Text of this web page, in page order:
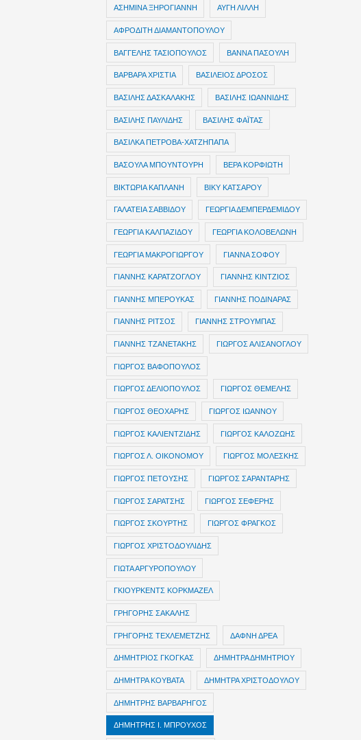
ΑΣΗΜΙΝΑ ΞΗΡΟΓΙΑΝΝΗ ΑΥΓΗ ΛΙΛΛΗ
ΑΦΡΟΔΙΤΗ ΔΙΑΜΑΝΤΟΠΟΥΛΟΥ
ΒΑΓΓΕΛΗΣ ΤΑΣΙΟΠΟΥΛΟΣ ΒΑΝΝΑ ΠΑΣΟΥΛΗ
ΒΑΡΒΑΡΑ ΧΡΙΣΤΙΑ ΒΑΣΙΛΕΙΟΣ ΔΡΟΣΟΣ
ΒΑΣΙΛΗΣ ΔΑΣΚΑΛΑΚΗΣ ΒΑΣΙΛΗΣ ΙΩΑΝΝΙΔΗΣ
ΒΑΣΙΛΗΣ ΠΑΥΛΙΔΗΣ ΒΑΣΙΛΗΣ ΦΑΪΤΑΣ
ΒΑΣΙΛΚΑ ΠΕΤΡΟΒΑ-ΧΑΤΖΗΠΑΠΑ
ΒΑΣΟΥΛΑ ΜΠΟΥΝΤΟΥΡΗ ΒΕΡΑ ΚΟΡΦΙΩΤΗ
ΒΙΚΤΩΡΙΑ ΚΑΠΛΑΝΗ ΒΙΚΥ ΚΑΤΣΑΡΟΥ
ΓΑΛΑΤΕΙΑ ΣΑΒΒΙΔΟΥ ΓΕΩΡΓΙΑ ΔΕΜΠΕΡΔΕΜΙΔΟΥ
ΓΕΩΡΓΙΑ ΚΑΛΠΑΖΙΔΟΥ ΓΕΩΡΓΙΑ ΚΟΛΟΒΕΛΩΝΗ
ΓΕΩΡΓΙΑ ΜΑΚΡΟΓΙΩΡΓΟΥ ΓΙΑΝΝΑ ΣΟΦΟΥ
ΓΙΑΝΝΗΣ ΚΑΡΑΤΖΟΓΛΟΥ ΓΙΑΝΝΗΣ ΚΙΝΤΖΙΟΣ
ΓΙΑΝΝΗΣ ΜΠΕΡΟΥΚΑΣ ΓΙΑΝΝΗΣ ΠΟΔΙΝΑΡΑΣ
ΓΙΑΝΝΗΣ ΡΙΤΣΟΣ ΓΙΑΝΝΗΣ ΣΤΡΟΥΜΠΑΣ
ΓΙΑΝΝΗΣ ΤΖΑΝΕΤΑΚΗΣ ΓΙΩΡΓΟΣ ΑΛΙΣΑΝΟΓΛΟΥ
ΓΙΩΡΓΟΣ ΒΑΦΟΠΟΥΛΟΣ
ΓΙΩΡΓΟΣ ΔΕΛΙΟΠΟΥΛΟΣ ΓΙΩΡΓΟΣ ΘΕΜΕΛΗΣ
ΓΙΩΡΓΟΣ ΘΕΟΧΑΡΗΣ ΓΙΩΡΓΟΣ ΙΩΑΝΝΟΥ
ΓΙΩΡΓΟΣ ΚΑΛΙΕΝΤΖΙΔΗΣ ΓΙΩΡΓΟΣ ΚΑΛΟΖΩΗΣ
ΓΙΩΡΓΟΣ Λ. ΟΙΚΟΝΟΜΟΥ ΓΙΩΡΓΟΣ ΜΟΛΕΣΚΗΣ
ΓΙΩΡΓΟΣ ΠΕΤΟΥΣΗΣ ΓΙΩΡΓΟΣ ΣΑΡΑΝΤΑΡΗΣ
ΓΙΩΡΓΟΣ ΣΑΡΑΤΣΗΣ ΓΙΩΡΓΟΣ ΣΕΦΕΡΗΣ
ΓΙΩΡΓΟΣ ΣΚΟΥΡΤΗΣ ΓΙΩΡΓΟΣ ΦΡΑΓΚΟΣ
ΓΙΩΡΓΟΣ ΧΡΙΣΤΟΔΟΥΛΙΔΗΣ
ΓΙΩΤΑ ΑΡΓΥΡΟΠΟΥΛΟΥ
ΓΚΙΟΥΡΚΕΝΤΣ ΚΟΡΚΜΑΖΕΛ
ΓΡΗΓΟΡΗΣ ΣΑΚΑΛΗΣ
ΓΡΗΓΟΡΗΣ ΤΕΧΛΕΜΕΤΖΗΣ ΔΑΦΝΗ ΔΡΕΑ
ΔΗΜΗΤΡIOΣ ΓΚΟΓΚΑΣ ΔΗΜΗΤΡΑ ΔΗΜΗΤΡΙΟΥ
ΔΗΜΗΤΡΑ ΚΟΥΒΑΤΑ ΔΗΜΗΤΡΑ ΧΡΙΣΤΟΔΟΥΛΟΥ
ΔΗΜΗΤΡΗΣ ΒΑΡΒΑΡΗΓΟΣ
ΔΗΜΗΤΡΗΣ Ι. ΜΠΡΟΥΧΟΣ